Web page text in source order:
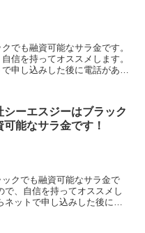
でも融資可能なサラ金です。
信を持ってオススメします。
申し込みした後に電話があ
シーエスジーはブラック
可能なサラ金です！
クでも融資可能なサラ金で
、自信を持ってオススメし
ネットで申し込みした後に電